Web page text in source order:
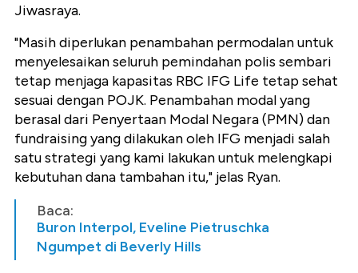
Jiwasraya.
"Masih diperlukan penambahan permodalan untuk
menyelesaikan seluruh pemindahan polis sembari
tetap menjaga kapasitas RBC IFG Life tetap sehat
sesuai dengan POJK. Penambahan modal yang
berasal dari Penyertaan Modal Negara (PMN) dan
fundraising yang dilakukan oleh IFG menjadi salah
satu strategi yang kami lakukan untuk melengkapi
kebutuhan dana tambahan itu," jelas Ryan.
Baca:
Buron Interpol, Eveline Pietruschka
Ngumpet di Beverly Hills